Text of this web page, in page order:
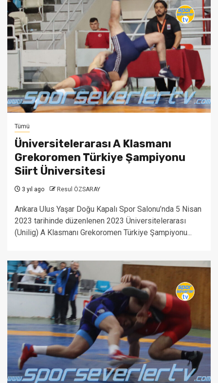
Tümü
Üniversitelerarası A Klasmanı
Grekoromen Türkiye Şampiyonu
Siirt Üniversitesi
3 yıl ago Resul ÖZSARAY
Ankara Ulus Yaşar Doğu Kapalı Spor Salonu’nda 5 Nisan
2023 tarihinde düzenlenen 2023 Üniversitelerarası
(Unilig) A Klasmanı Grekoromen Türkiye Şampiyonu...